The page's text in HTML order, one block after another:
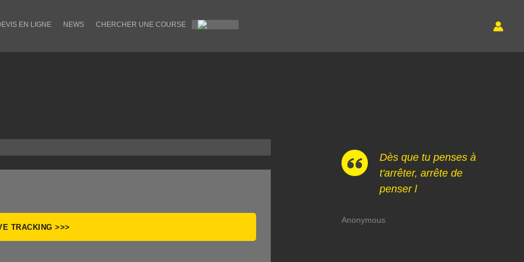
EN LIGNE NEWS CHERCHER UNE COURSE
TRACKING >>>
Dès que tu penses à
t'arrêter, arrête de
penser l
Anonymous